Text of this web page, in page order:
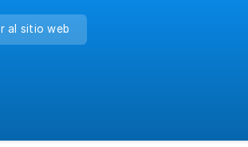
Ir al sitio web